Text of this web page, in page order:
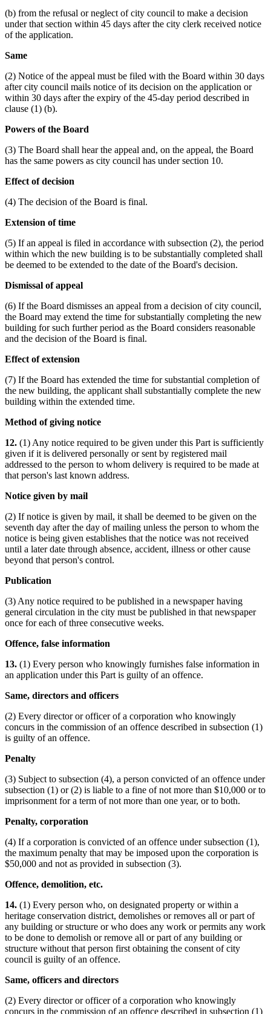
(b) from the refusal or neglect of city council to make a decision
under that section within 45 days after the city clerk received notice
of the application.
Same
(2) Notice of the appeal must be filed with the Board within 30 days
after city council mails notice of its decision on the application or
within 30 days after the expiry of the 45-day period described in
clause (1) (b).
Powers of the Board
(3) The Board shall hear the appeal and, on the appeal, the Board
has the same powers as city council has under section 10.
Effect of decision
(4) The decision of the Board is final.
Extension of time
(5) If an appeal is filed in accordance with subsection (2), the period
within which the new building is to be substantially completed shall
be deemed to be extended to the date of the Board's decision.
Dismissal of appeal
(6) If the Board dismisses an appeal from a decision of city council,
the Board may extend the time for substantially completing the new
building for such further period as the Board considers reasonable
and the decision of the Board is final.
Effect of extension
(7) If the Board has extended the time for substantial completion of
the new building, the applicant shall substantially complete the new
building within the extended time.
Method of giving notice
12. (1) Any notice required to be given under this Part is sufficiently
given if it is delivered personally or sent by registered mail
addressed to the person to whom delivery is required to be made at
that person's last known address.
Notice given by mail
(2) If notice is given by mail, it shall be deemed to be given on the
seventh day after the day of mailing unless the person to whom the
notice is being given establishes that the notice was not received
until a later date through absence, accident, illness or other cause
beyond that person's control.
Publication
(3) Any notice required to be published in a newspaper having
general circulation in the city must be published in that newspaper
once for each of three consecutive weeks.
Offence, false information
13. (1) Every person who knowingly furnishes false information in
an application under this Part is guilty of an offence.
Same, directors and officers
(2) Every director or officer of a corporation who knowingly
concurs in the commission of an offence described in subsection (1)
is guilty of an offence.
Penalty
(3) Subject to subsection (4), a person convicted of an offence under
subsection (1) or (2) is liable to a fine of not more than $10,000 or to
imprisonment for a term of not more than one year, or to both.
Penalty, corporation
(4) If a corporation is convicted of an offence under subsection (1),
the maximum penalty that may be imposed upon the corporation is
$50,000 and not as provided in subsection (3).
Offence, demolition, etc.
14. (1) Every person who, on designated property or within a
heritage conservation district, demolishes or removes all or part of
any building or structure or who does any work or permits any work
to be done to demolish or remove all or part of any building or
structure without that person first obtaining the consent of city
council is guilty of an offence.
Same, officers and directors
(2) Every director or officer of a corporation who knowingly
concurs in the commission of an offence described in subsection (1)